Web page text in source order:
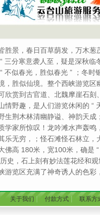
胜景，春日百草荫发，万木
三分寒意袭人至，疑是深秋
不似春光，胜似春光 ” ；冬
，胜似仙境。整个西峡游览
欣赏到古官道、北魏摩崖石
情野趣，是人们游览休闲的 “
生荆木林清幽静谥、神韵天
学家所惊叹！龙吟滩水声轰
乐无穷，；怪石滩怪石林立，
佛高 180米，宽100米，确是
史，石上刻有妙法莲花经和
游览区充满了神奇诱人的色
关于我们 付款方式| 联系方